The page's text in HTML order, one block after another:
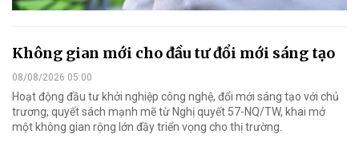
Không gian mới cho đầu tư đổi mới sáng tạo
08/08/2026 05:00
Hoạt động đầu tư khởi nghiệp công nghệ, đổi mới sáng tạo với chủ
trương, quyết sách mạnh mẽ từ Nghị quyết 57-NQ/TW, khai mở
một không gian rộng lớn đầy triển vọng cho thị trường.